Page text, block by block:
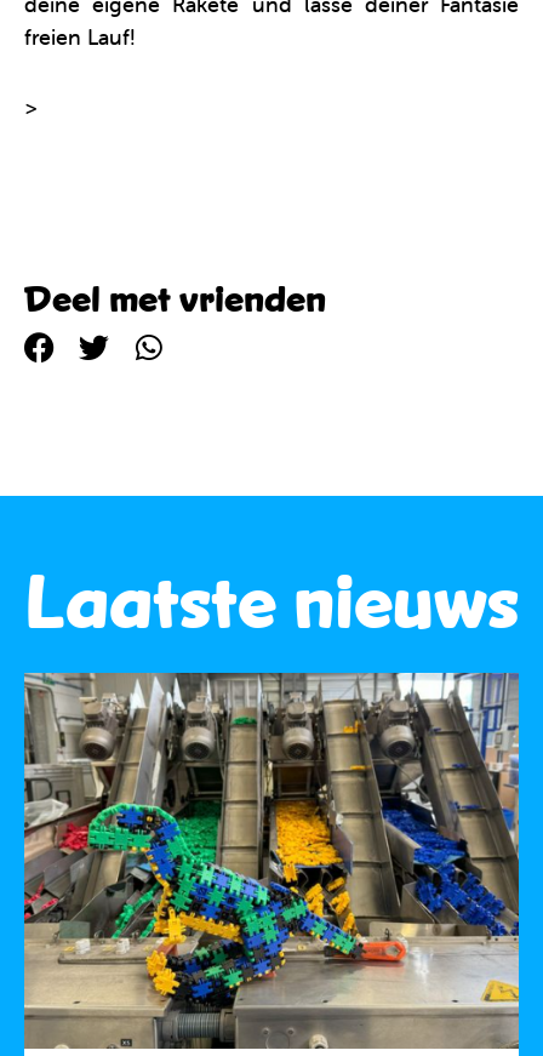
freien Lauf!
>
Deel met vrienden
Laatste nieuws